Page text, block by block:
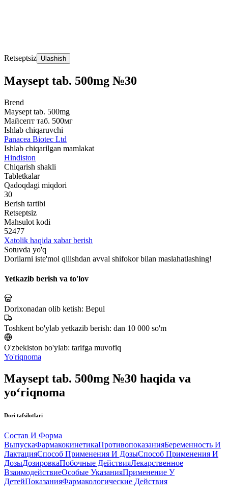
Retseptsiz Ulashish
Maysept tab. 500mg №30
Brend
Maysept tab. 500mg
Майсепт таб. 500мг
Ishlab chiqaruvchi
Panacea Biotec Ltd
Ishlab chiqarilgan mamlakat
Hindiston
Chiqarish shakli
Tabletkalar
Qadoqdagi miqdori
30
Berish tartibi
Retseptsiz
Mahsulot kodi
52477
Xatolik haqida xabar berish
Sotuvda yo'q
Dorilarni iste'mol qilishdan avval shifokor bilan maslahatlashing!
Yetkazib berish va to'lov
Dorixonadan olib ketish: Bepul
Toshkent bo'ylab yetkazib berish: dan 10 000 so'm
O'zbekiston bo'ylab: tarifga muvofiq
Yo'riqnoma
Maysept tab. 500mg №30 haqida va
yo‘riqnoma
Dori tafsilotlari
Состав И Форма
ВыпускаФармакокинетикаПротивопоказанияБеременность И
ЛактацияСпособ Применения И ДозыСпособ Применения И
ДозыДозировкаПобочные ДействияЛекарственное
ВзаимодействиеОсобые УказанияПрименение У
ДетейПоказанияФармакологические Действия